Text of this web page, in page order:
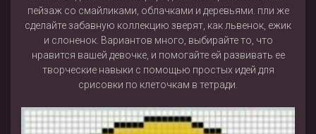
пейзаж со смайликами, облачками и деревьями. пли же
сделайте забавную коллекцию зверят, как львенок, ежик
и слоненок. Вариантов много, выбирайте то, что
нравится вашей девочке, и помогайте ей развивать ее
творческие навыки с помощью простых идей для
срисовки по клеточкам в тетради.